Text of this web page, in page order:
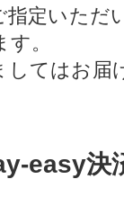
定いただ
。
てはお届
easy決